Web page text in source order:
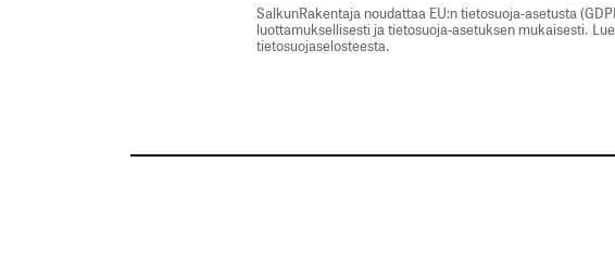
SalkunRakentaja noudattaa EU:n tietosuoja-asetusta
luottamuksellisesti ja tietosuoja-asetuksen mukaisesti.
tietosuojaselosteesta.